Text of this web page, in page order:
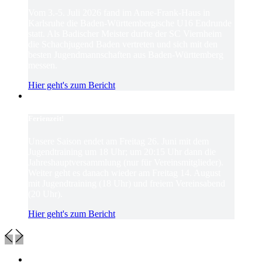
Hier geht's zum Bericht
Hier geht's zum Bericht